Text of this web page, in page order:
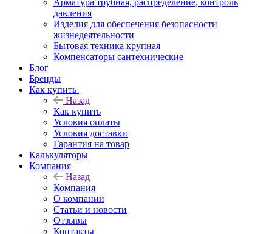
Арматура трубная, распределение, контроль
давления
Изделия для обеспечения безопасности
жизнедеятельности
Бытовая техника крупная
Компенсаторы сантехнические
Блог
Бренды
Как купить
Назад
Как купить
Условия оплаты
Условия доставки
Гарантия на товар
Калькуляторы
Компания
Назад
Компания
О компании
Статьи и новости
Отзывы
Контакты